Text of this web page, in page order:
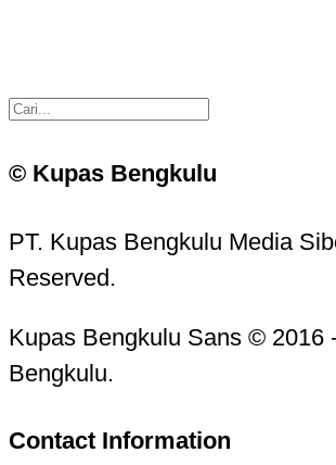
© Kupas Bengkulu
PT. Kupas Bengkulu Media
Reserved.
Kupas Bengkulu Sans © 2016
Bengkulu.
Contact Information